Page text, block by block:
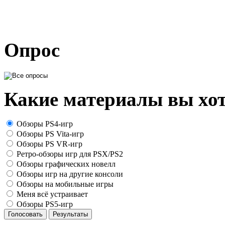
Опрос
Какие материалы вы
Обзоры PS4-игр
Обзоры PS Vita-игр
Обзоры PS VR-игр
Ретро-обзоры игр для PSX/PS2
Обзоры графических новелл
Обзоры игр на другие консоли
Обзоры на мобильные игры
Меня всё устраивает
Обзоры PS5-игр
Голосовать Результаты